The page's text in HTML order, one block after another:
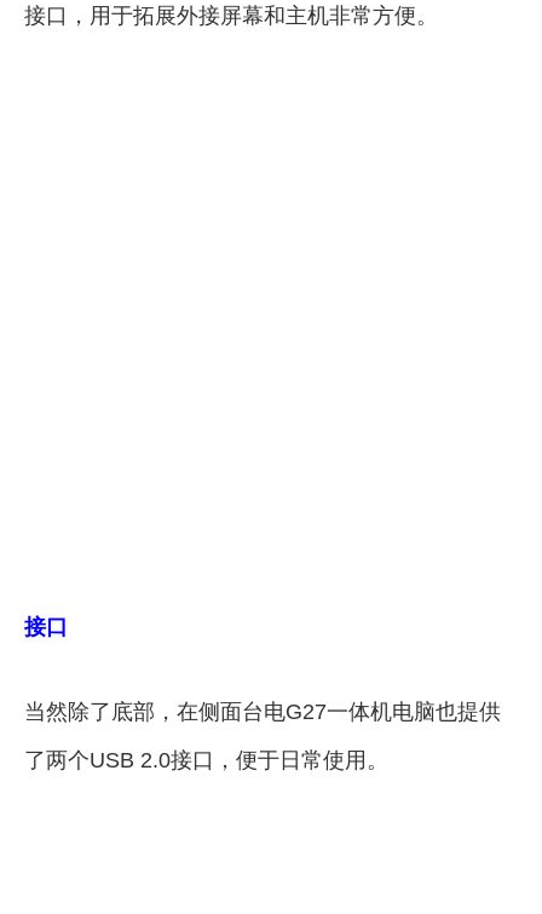
接口，用于拓展外接屏幕和主机非常方便。
接口
当然除了底部，在侧面台电G27一体机电脑也提供
了两个USB 2.0接口，便于日常使用。